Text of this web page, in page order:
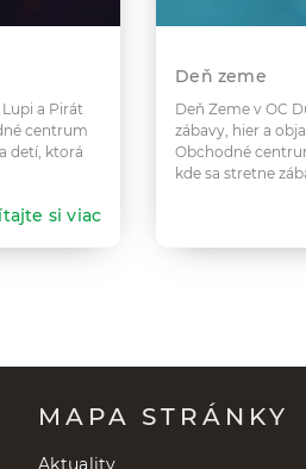
a Pirát
centrum
detí, ktorá
si viac
Deň zeme
Deň Zeme v OC
zábavy, hier a
Obchodné
kde sa stretne
MAPA STRÁNKY
Aktuality